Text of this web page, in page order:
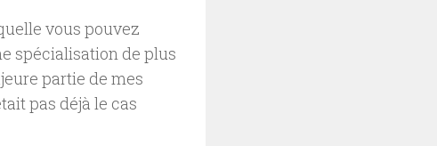
vous pouvez
spécialisation de plus
partie de mes
pas déjà le cas